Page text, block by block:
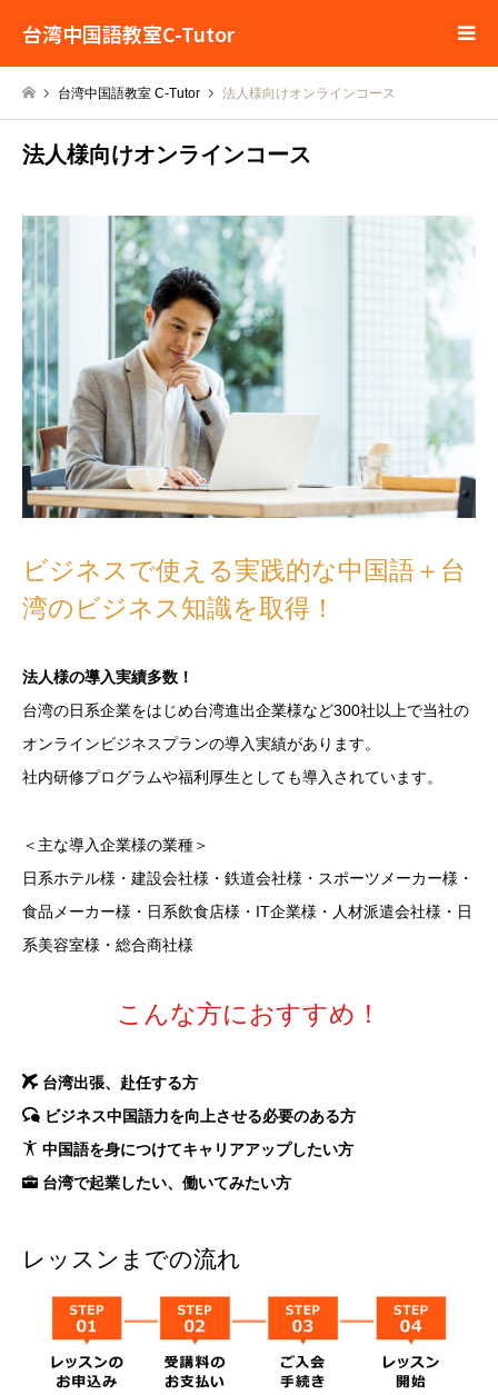
台湾中国語教室C-Tutor
台湾中国語教室 C-Tutor 法人様向けオンラインコース
法人様向けオンラインコース
ビジネスで使える実践的な中国語＋台
湾のビジネス知識を取得！
法人様の導入実績多数！
台湾の日系企業をはじめ台湾進出企業様など300社以上で当社の
オンラインビジネスプランの導入実績があります。
社内研修プログラムや福利厚生としても導入されています。
＜主な導入企業様の業種＞
日系ホテル様・建設会社様・鉄道会社様・スポーツメーカー様・
食品メーカー様・日系飲食店様・IT企業様・人材派遣会社様・日
系美容室様・総合商社様
こんな方におすすめ！
台湾出張、赴任する方
ビジネス中国語力を向上させる必要のある方
中国語を身につけてキャリアアップしたい方
台湾で起業したい、働いてみたい方
レッスンまでの流れ